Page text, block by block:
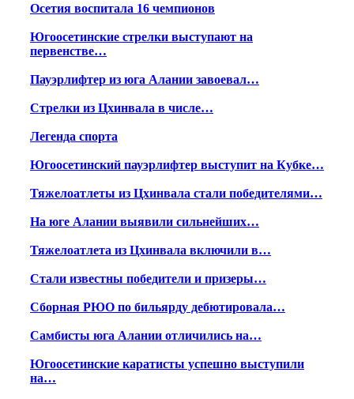
Осетия воспитала 16 чемпионов
Югоосетинские стрелки выступают на
первенстве…
Пауэрлифтер из юга Алании завоевал…
Стрелки из Цхинвала в числе…
Легенда спорта
Югоосетинский пауэрлифтер выступит на Кубке…
Тяжелоатлеты из Цхинвала стали победителями…
На юге Алании выявили сильнейших…
Тяжелоатлета из Цхинвала включили в…
Стали известны победители и призеры…
Сборная РЮО по бильярду дебютировала…
Самбисты юга Алании отличились на…
Югоосетинские каратисты успешно выступили
на…